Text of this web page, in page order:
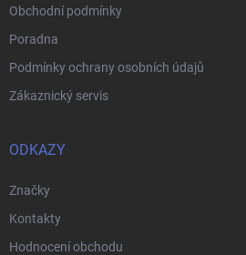
Obchodní podmínky
Poradna
Podmínky ochrany osobních údajů
Zákaznický servis
ODKAZY
Značky
Kontakty
Hodnocení obchodu